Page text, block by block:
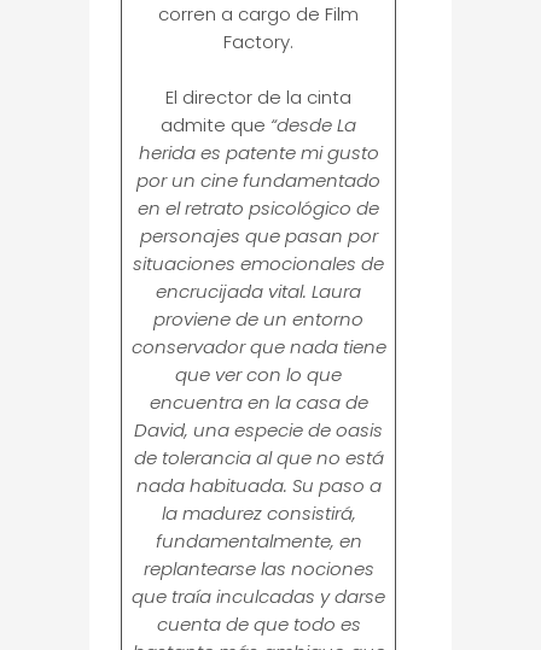
corren a cargo de Film
Factory.
El director de la cinta
admite que “desde La
herida es patente mi gusto
por un cine fundamentado
en el retrato psicológico de
personajes que pasan por
situaciones emocionales de
encrucijada vital. Laura
proviene de un entorno
conservador que nada tiene
que ver con lo que
encuentra en la casa de
David, una especie de oasis
de tolerancia al que no está
nada habituada. Su paso a
la madurez consistirá,
fundamentalmente, en
replantearse las nociones
que traía inculcadas y darse
cuenta de que todo es